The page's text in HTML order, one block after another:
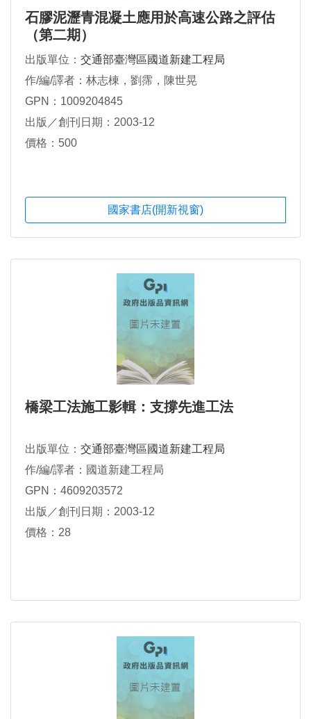
石膠泥瀝青混凝土應用於高速公路之評估
（第二期）
出版單位： 交通部臺灣區國道新建工程局
作/編/譯者：林志棟，劉霈，陳世晃
GPN：1009204845
出版／創刊日期：2003-12
價格：500
國家書店(開新視窗)
橋梁工法施工影輯：支撐先進工法
出版單位： 交通部臺灣區國道新建工程局
作/編/譯者：國道新建工程局
GPN：4609203572
出版／創刊日期：2003-12
價格：28